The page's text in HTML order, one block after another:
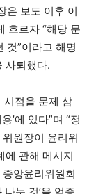
은 보도 이후 이
흐르자 “해당 문
것”이라고 해명
사퇴했다.
시점을 문제 삼
’에 있다”며 “정
원장이 윤리위
에 관해 메시지
앙윤리위원회